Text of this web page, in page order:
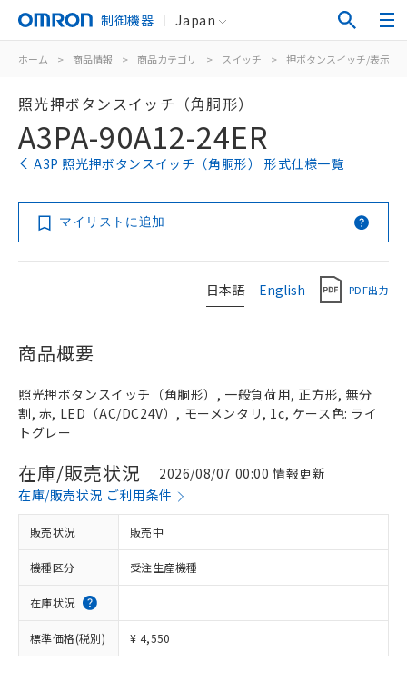
制御機器 Japan
ホーム > 商品情報 > 商品カテゴリ > スイッチ > 押ボタンスイッチ/表示灯
照光押ボタンスイッチ（角胴形）
A3PA-90A12-24ER
A3P 照光押ボタンスイッチ（角胴形） 形式仕様一覧
マイリストに追加
日本語 English PDF出力
商品概要
照光押ボタンスイッチ（角胴形）, 一般負荷用, 正方形, 無分
割, 赤, LED（AC/DC24V）, モーメンタリ, 1c, ケース色: ライ
トグレー
在庫/販売状況
2026/08/07 00:00 情報更新
在庫/販売状況 ご利用条件
販売状況 販売中
機種区分 受注生産機種
在庫状況
標準価格(税別) ¥ 4,550